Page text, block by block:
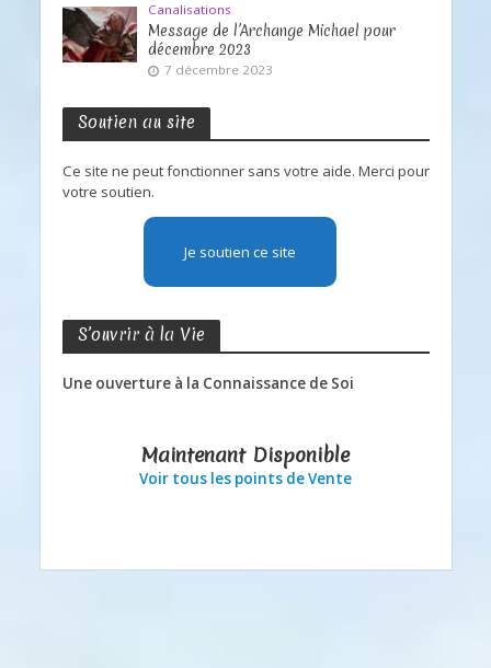
Canalisations
Message de l’Archange Michael pour
décembre 2023
7 décembre 2023
Soutien au site
Ce site ne peut fonctionner sans votre aide. Merci pour
votre soutien.
Je soutien ce site
S’ouvrir à la Vie
Une ouverture à la Connaissance de Soi
Maintenant Disponible
Voir tous les points de Vente